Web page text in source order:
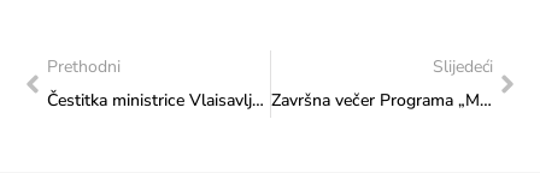
Prethodni
Čestitka ministrice Vlaisavljević Međunarodnoj organizaciji za migracije (IOM)
Slijedeći
Završna večer Programa „Mladi i naslijeđe 2025“: Učenici i studenti iz 22 bosanskohercegovačka grada na svečanom događaju dodjele diploma i priznanja najboljima